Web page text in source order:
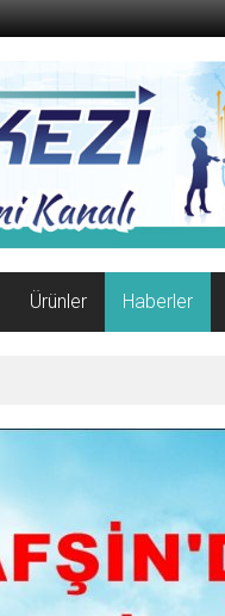
Ürünler Haberler